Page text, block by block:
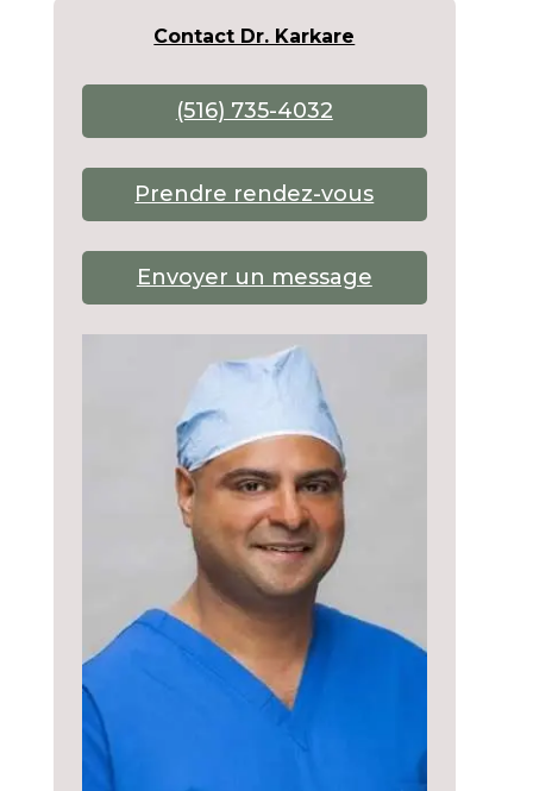
Contact Dr. Karkare
(516) 735-4032
Prendre rendez-vous
Envoyer un message